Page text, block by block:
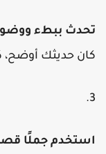
ببطء ووضوح:
حديثك أوضح،
جملًا